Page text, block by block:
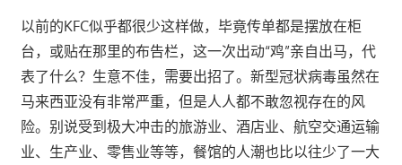
以前的KFC似乎都很少这样做，毕竟传单都是摆放在柜
台，或贴在那里的布告栏，这一次出动“鸡”亲自出马，代
表了什么？生意不佳，需要出招了。新型冠状病毒虽然在
马来西亚没有非常严重，但是人人都不敢忽视存在的风
险。别说受到极大冲击的旅游业、酒店业、航空交通运输
业、生产业、零售业等等，餐馆的人潮也比以往少了一大